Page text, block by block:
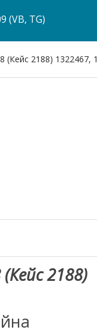
(VB, TG)
(Кейс 2188) 1322467,
2188)